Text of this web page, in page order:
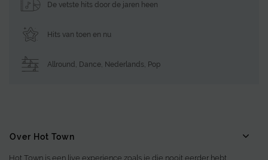
De vetste hits door de jaren heen
Hits van toen en nu
Allround , Dance, Nederlands, Pop
Over Hot Town
Hot Town is een live experience zoals je die nooit eerder hebt